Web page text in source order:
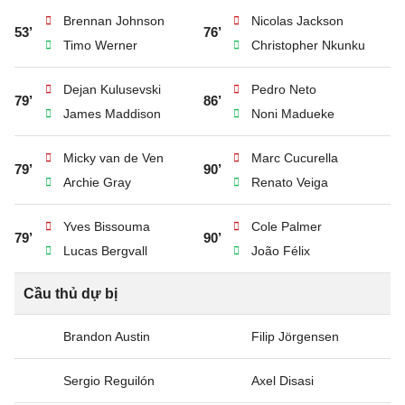
53’
Brennan Johnson
Timo Werner
76’
Nicolas Jackson
Christopher Nkunku
79’
Dejan Kulusevski
James Maddison
86’
Pedro Neto
Noni Madueke
79’
Micky van de Ven
Archie Gray
90’
Marc Cucurella
Renato Veiga
79’
Yves Bissouma
Lucas Bergvall
90’
Cole Palmer
João Félix
Cầu thủ dự bị
Brandon Austin Filip Jörgensen
Sergio Reguilón Axel Disasi